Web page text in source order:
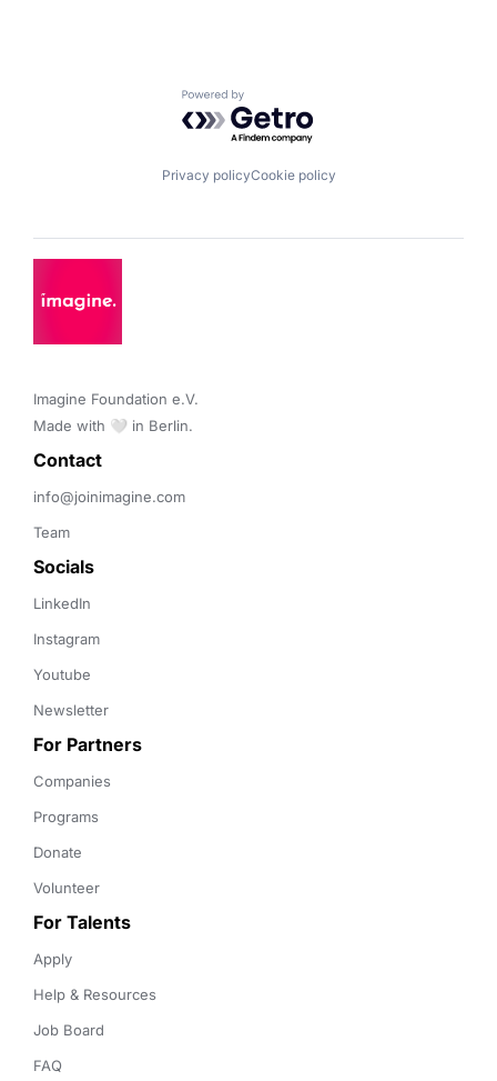
Powered by Getro.com
Privacy policyCookie policy
Imagine Foundation e.V.
Made with 🤍 in Berlin.
Contact
info@joinimagine.com
Team
Socials
LinkedIn
Instagram
Youtube
Newsletter
For Partners
Companies
Programs
Donate
Volunteer
For Talents
Apply
Help & Resources
Job Board
FAQ